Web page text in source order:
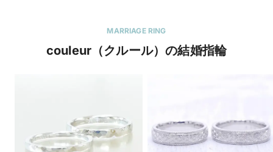
MARRIAGE RING
couleur（クルール）の結婚指輪